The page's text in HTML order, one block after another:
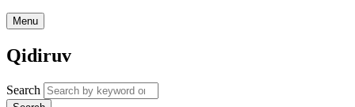
Menu
Qidiruv
Search